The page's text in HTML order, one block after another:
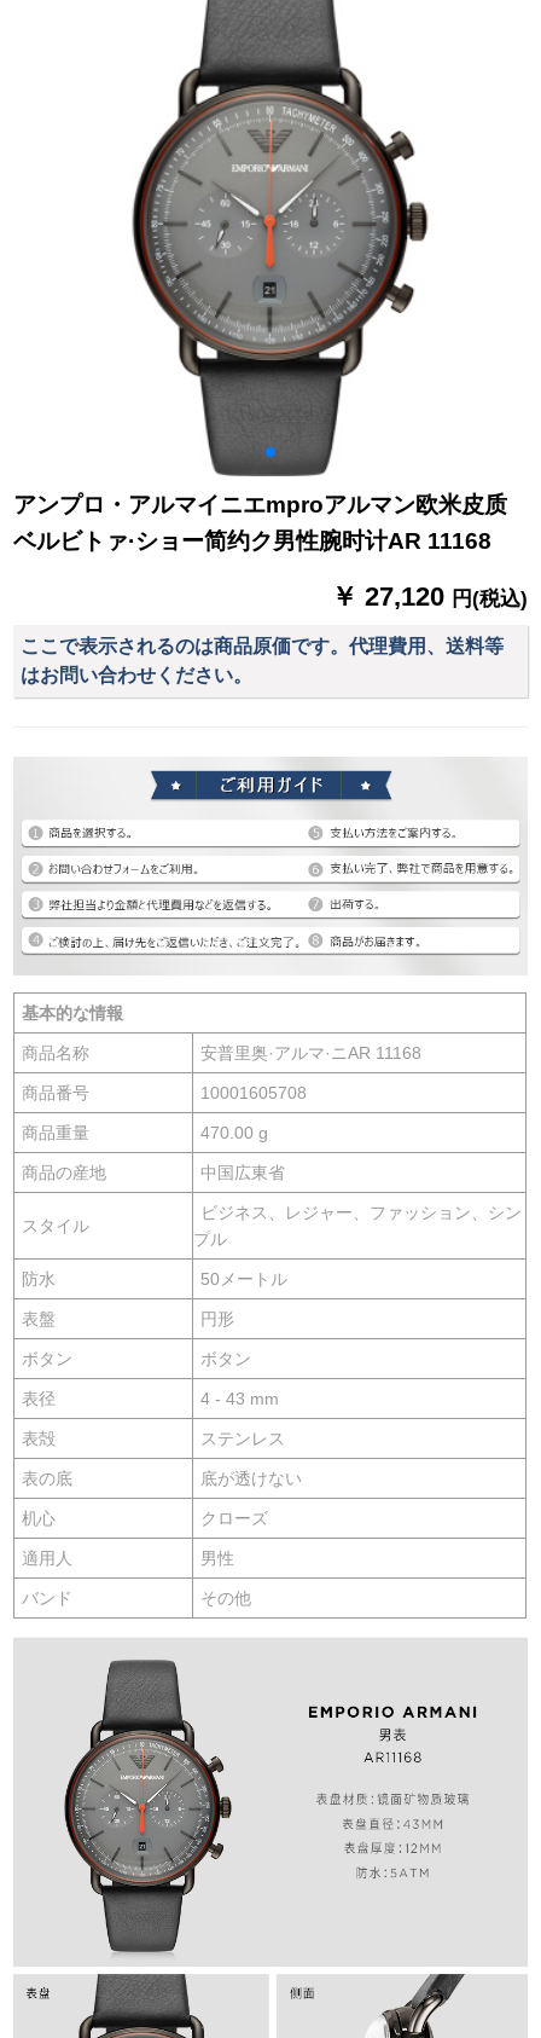
アンプロ・アルマイニエmproアルマン欧米皮质
ベルビトァ·ショー简约ク男性腕时计AR 11168
￥ 27,120 円(税込)
ここで表示されるのは商品原価です。代理費用、送料等
はお問い合わせください。
基本的な情報
商品名称 安普里奥·アルマ·ニAR 11168
商品番号 10001605708
商品重量 470.00 g
商品の産地 中国広東省
スタイル
ビジネス、レジャー、ファッション、シン
プル
防水 50メートル
表盤 円形
ボタン ボタン
表径 4 - 43 mm
表殻 ステンレス
表の底 底が透けない
机心 クローズ
適用人 男性
バンド その他